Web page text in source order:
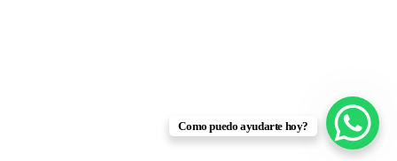
Como puedo ayudarte hoy?